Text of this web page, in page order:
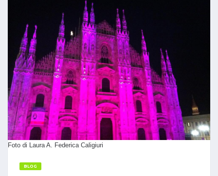
Foto di Laura A. Federica Caligiuri
BLOG